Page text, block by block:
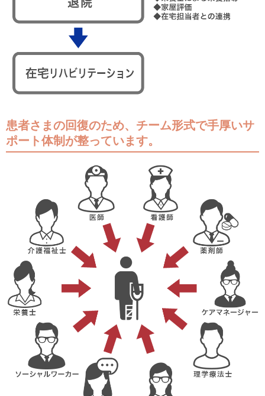
患者さまの回復のため、チーム形式で手厚いサ
ポート体制が整っています。